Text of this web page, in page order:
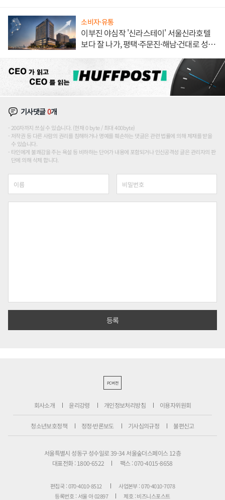
소비자·유통
이부진 야심작 '신라스테이' 서울신라호텔
보다 잘 나가, 평택·주문진·해남·건대로 성
기사댓글0개
200자까지 쓰실 수 있습니다. (현재 0 byte / 최대 400byte)
저작권 등 다른 사람의 권리를 침해하거나 명예를 훼손하는 댓글은 관련 법률에 의해 제재를 받을
수 있습니다.
타인에게 불쾌감을 주는 욕설 등 비하하는 단어가 내용에 포함되거나 인신공격성 글은 관리자의 판
단에 의해 삭제 합니다.
PC버전
회사소개 윤리강령 개인정보처리방침 이용자위원회
청소년보호정책 정정·반론보도 기사심의규정 불편신고
서울특별시 성동구 성수일로 39-34 서울숲더스페이스 12층
대표전화 : 1800-6522
팩스 : 070-4015-8658
편집국 : 070-4010-8512
사업본부 : 070-4010-7078
등록번호 : 서울 아 02897
제호 : 비즈니스포스트